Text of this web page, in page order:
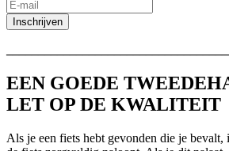
Inschrijven
EEN GOEDE
LET OP DE KWALITEIT
Als je een fiets hebt gevonden die je bevalt,